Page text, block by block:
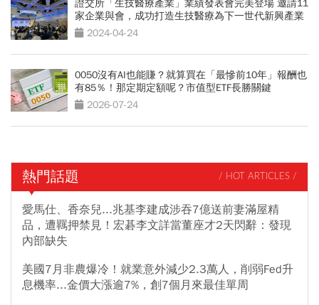
證交所「生技醫療產業」業績發表會完美登場 邀請11
家企業與會，成功打造生技醫療為下一世代新興產業
2024-04-24
0050沒有AI也能賺？就算買在「最慘前10年」報酬也
有85％！那定期定額呢？市值型ETF長勝關鍵
2026-07-24
熱門話題 / HOT ARTICLES /
愛馬仕、香奈兒...兆基李建成涉吞7億送前妻滿屋精
品，遭羈押禁見！宏碁李文詳當董座才2天閃辭：發現
內部缺失
美國7月非農爆冷！就業意外減少2.3萬人，削弱Fed升
息機率...金價大漲逾7%，創7個月來最佳單周